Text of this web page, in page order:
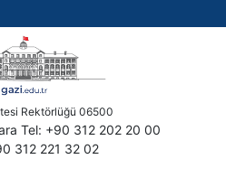
Rektörlüğü 06500
Tel: +90 312 202 20 00
312 221 32 02